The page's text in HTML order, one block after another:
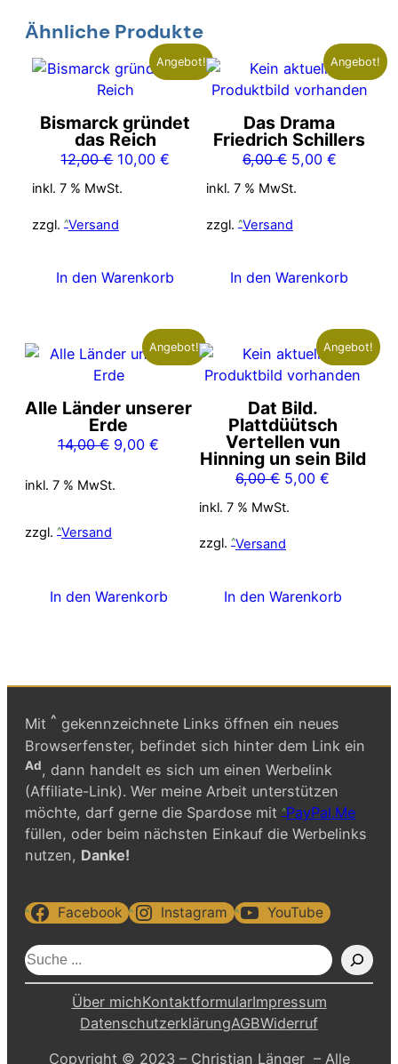
Ähnliche Produkte
Angebot!
Bismarck gründet
das Reich
12,00€ Ursprünglicher
Preis
12,00 €
10,00€
10,00 €.
inkl. 7 % MwSt.
zzgl. Versand
In den Warenkorb
Angebot!
Das Drama
Friedrich Schillers
6,00€ Ursprünglicher
Preis
6,00 €
5,00 €Aktueller
inkl. 7 % MwSt.
zzgl. Versand
In den Warenkorb
Angebot!
Alle Länder unserer
Erde
14,00€ Ursprünglicher
war:
9,00€
9,00 €.
inkl. 7 % MwSt.
zzgl. Versand
In den Warenkorb
Angebot!
Dat Bild.
Plattdüütsch
Vertellen vun
Hinning un sein Bild
6,00€ Ursprünglicher
Preis
6,00 €
5,00€
inkl. 7 % MwSt.
zzgl. Versand
In den Warenkorb
Mit ^ gekennzeichnete Links öffnen ein neues
Browserfenster, befindet sich hinter dem Link ein
Ad, dann handelt es sich um einen Werbelink
(Affiliate-Link). Wer meine Arbeit unterstützen
möchte, darf gerne die Spardose mit PayPal.Me
füllen, oder beim nächsten Einkauf die Werbelinks
nutzen, Danke!
Facebook Instagram YouTube
S
u
Über michKontaktformularImpressum
DatenschutzerklärungAGBWiderruf
Copyright © 2023 – Christian Länger – Alle